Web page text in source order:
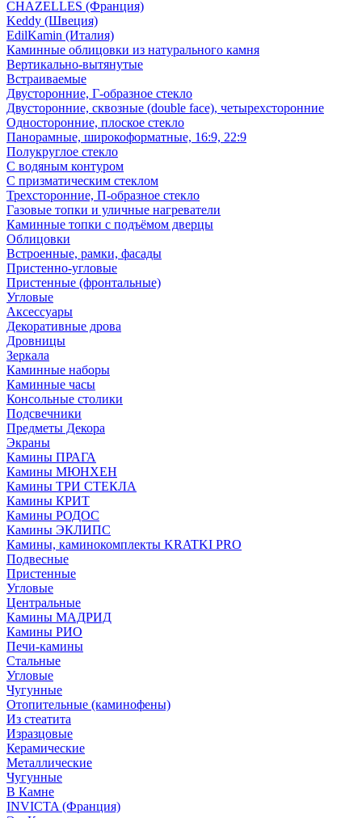
CHAZELLES (Франция)
Keddy (Швеция)
EdilKamin (Италия)
Каминные облицовки из натурального камня
Вертикально-вытянутые
Встраиваемые
Двусторонние, Г-образное стекло
Двусторонние, сквозные (double face), четырехсторонние
Односторонние, плоское стекло
Панорамные, широкоформатные, 16:9, 22:9
Полукруглое стекло
С водяным контуром
С призматическим стеклом
Трехсторонние, П-образное стекло
Газовые топки и уличные нагреватели
Каминные топки с подъёмом дверцы
Облицовки
Встроенные, рамки, фасады
Пристенно-угловые
Пристенные (фронтальные)
Угловые
Аксессуары
Декоративные дрова
Дровницы
Зеркала
Каминные наборы
Каминные часы
Консольные столики
Подсвечники
Предметы Декора
Экраны
Камины ПРАГА
Камины МЮНХЕН
Камины ТРИ СТЕКЛА
Камины КРИТ
Камины РОДОС
Камины ЭКЛИПС
Камины, каминокомплекты KRATKI PRO
Подвесные
Пристенные
Угловые
Центральные
Камины МАДРИД
Камины РИО
Печи-камины
Стальные
Угловые
Чугунные
Отопительные (каминофены)
Из стеатита
Изразцовые
Керамические
Металлические
Чугунные
В Камне
INVICTA (Франция)